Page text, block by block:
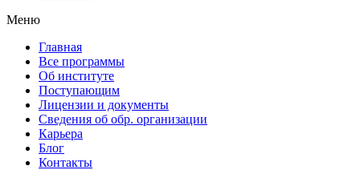
Меню
Главная
Все программы
Об институте
Поступающим
Лицензии и документы
Сведения об обр. организации
Карьера
Блог
Контакты